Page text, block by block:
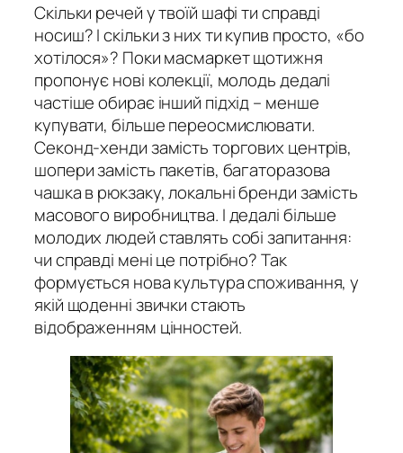
Скільки речей у твоїй шафі ти справді
носиш? І скільки з них ти купив просто, «бо
хотілося»? Поки масмаркет щотижня
пропонує нові колекції, молодь дедалі
частіше обирає інший підхід – менше
купувати, більше переосмислювати.
Секонд-хенди замість торгових центрів,
шопери замість пакетів, багаторазова
чашка в рюкзаку, локальні бренди замість
масового виробництва. І дедалі більше
молодих людей ставлять собі запитання:
чи справді мені це потрібно? Так
формується нова культура споживання, у
якій щоденні звички стають
відображенням цінностей.